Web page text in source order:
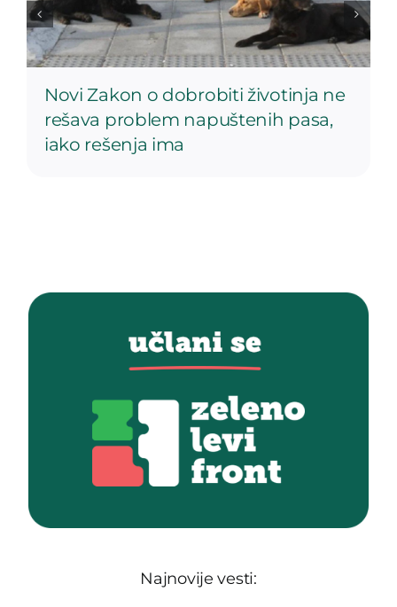
Novi Zakon o dobrobiti životinja ne
rešava problem napuštenih pasa,
iako rešenja ima
Najnovije vesti: